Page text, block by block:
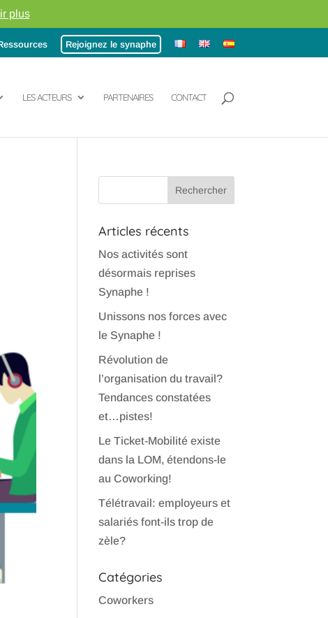
plus
Rejoignez le synaphe
LES ACTEURS PARTENAIRES CONTACT
Articles récents
Nos activités sont
désormais reprises
Synaphe !
Unissons nos forces avec
le Synaphe !
Révolution de
l’organisation du travail?
Tendances constatées
et…pistes!
Le Ticket-Mobilité existe
dans la LOM, étendons-le
au Coworking!
Télétravail: employeurs et
salariés font-ils trop de
zèle?
Catégories
Coworkers